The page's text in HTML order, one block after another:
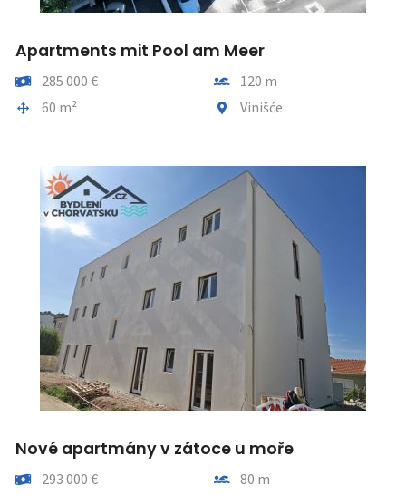
Apartments mit Pool am Meer
Preis285 000 € Entfernung vom meer
120 m
Gesamtfläche
60 m² Gemeindeteil
Vinišće
Nové apartmány v zátoce u moře
Preis293 000 € Entfernung vom meer
80 m